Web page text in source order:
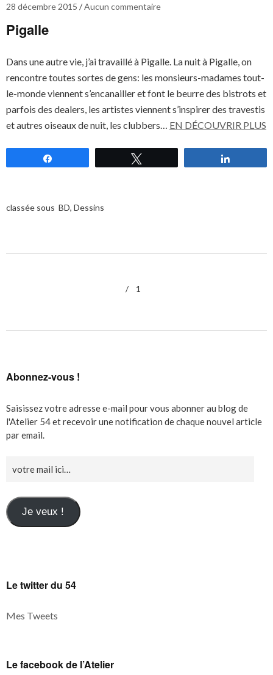
28 décembre 2015 Aucun commentaire
Pigalle
Dans une autre vie, j’ai travaillé à Pigalle. La nuit à Pigalle, on
rencontre toutes sortes de gens: les monsieurs-madames tout-
le-monde viennent s’encanailler et font le beurre des bistrots et
parfois des dealers, les artistes viennent s’inspirer des travestis
et autres oiseaux de nuit, les clubbers… EN DÉCOUVRIR PLUS
classée sous BD, Dessins
1
Abonnez-vous !
Saisissez votre adresse e-mail pour vous abonner au blog de
l'Atelier 54 et recevoir une notification de chaque nouvel article
par email.
Je veux !
Le twitter du 54
Mes Tweets
Le facebook de l’Atelier